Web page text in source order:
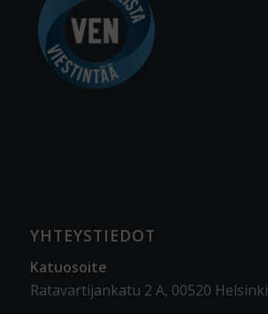
YHTEYSTIEDOT
Katuosoite
Ratavartijankatu 2 A, 00520 Helsinki